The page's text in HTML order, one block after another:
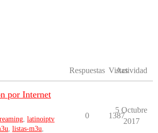
Respuestas Vistas
Actividad
por Internet
, latinoiptv
, listas-m3u,
0 1387
5 Octubre
2017